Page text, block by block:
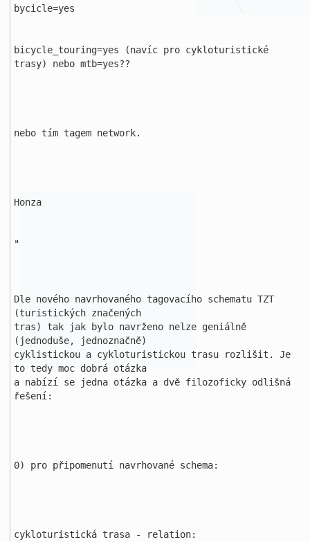
bycicle=yes
bicycle_touring=yes (navíc pro cykloturistické
trasy) nebo mtb=yes??
nebo tím tagem network.
Honza
"
Dle nového navrhovaného tagovacího schematu TZT
(turistických značených
tras) tak jak bylo navrženo nelze geniálně
(jednoduše, jednoznačně)
cyklistickou a cykloturistickou trasu rozlišit. Je
to tedy moc dobrá otázka
a nabízí se jedna otázka a dvě filozoficky odlišná
řešení:
0) pro připomenutí navrhované schema:
cykloturistická trasa - relation: